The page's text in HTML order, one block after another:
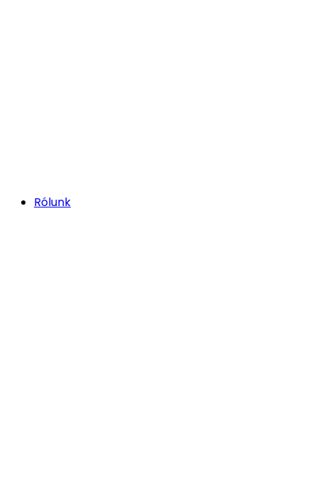
Rólunk